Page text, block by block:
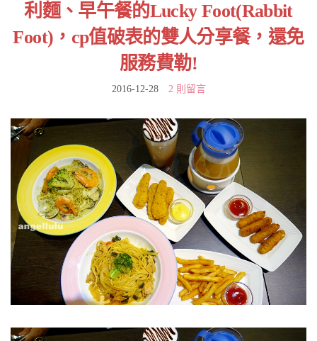
利麵、早午餐的Lucky Foot(Rabbit
Foot)，cp值破表的雙人分享餐，還免
服務費勒!
2016-12-28 2 則留言